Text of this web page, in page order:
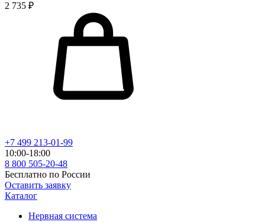
2 735 ₽
+7 499 213-01-99
10:00-18:00
8 800 505-20-48
Бесплатно по России
Оставить заявку
Каталог
Нервная система